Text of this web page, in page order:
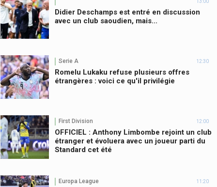
13:00
Didier Deschamps est entré en discussion
avec un club saoudien, mais...
Serie A 12:30
Romelu Lukaku refuse plusieurs offres
étrangères : voici ce qu'il privilégie
First Division 12:00
OFFICIEL : Anthony Limbombe rejoint un club
étranger et évoluera avec un joueur parti du
Standard cet été
Europa League 11:20